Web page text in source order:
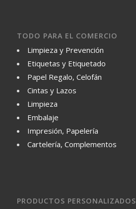
TODO PARA EL COMERCIO
Limpieza y Prevención
Etiquetas y Etiquetado
Papel Regalo, Celofán
Cintas y Lazos
Limpieza
Embalaje
Impresión, Papelería
Cartelería, Complementos
PRODUCTOS PERSONALIZADOS